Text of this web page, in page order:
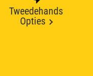
Tweedehands
Opties